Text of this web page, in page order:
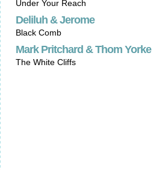
Under Your Reach
Deliluh & Jerome
Black Comb
Mark Pritchard & Thom Yorke
The White Cliffs